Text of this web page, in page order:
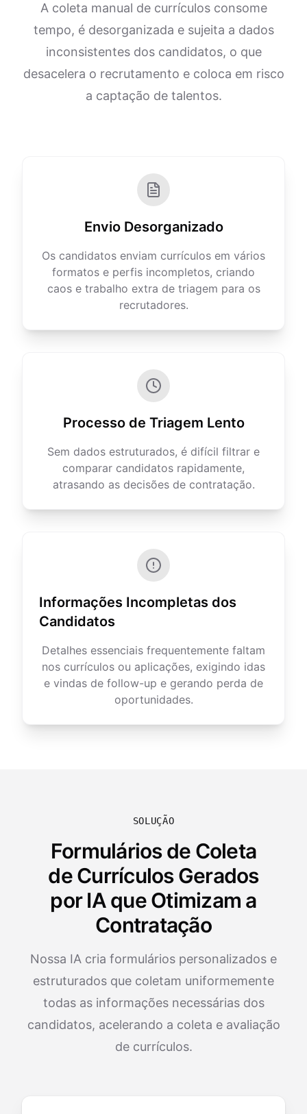
A coleta manual de currículos consome
tempo, é desorganizada e sujeita a dados
inconsistentes dos candidatos, o que
desacelera o recrutamento e coloca em risco
a captação de talentos.
Envio Desorganizado
Os candidatos enviam currículos em vários
formatos e perfis incompletos, criando
caos e trabalho extra de triagem para os
recrutadores.
Processo de Triagem Lento
Sem dados estruturados, é difícil filtrar e
comparar candidatos rapidamente,
atrasando as decisões de contratação.
Informações Incompletas dos
Candidatos
Detalhes essenciais frequentemente faltam
nos currículos ou aplicações, exigindo idas
e vindas de follow-up e gerando perda de
oportunidades.
SOLUÇÃO
Formulários de Coleta
de Currículos Gerados
por IA que Otimizam a
Contratação
Nossa IA cria formulários personalizados e
estruturados que coletam uniformemente
todas as informações necessárias dos
candidatos, acelerando a coleta e avaliação
de currículos.